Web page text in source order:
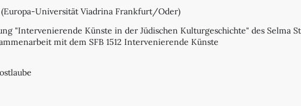
Universität Viadrina Frankfurt/Oder)
"Intervenierende Künste in der Jüdischen Kulturgeschichte" des Selma
mit dem SFB 1512 Intervenierende Künste